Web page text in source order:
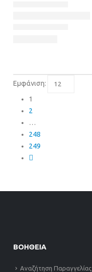
Εμφάνιση:
1
2
…
248
249
ΒΟΗΘΕΙΑ
Αναζήτηση Παραγγελίας